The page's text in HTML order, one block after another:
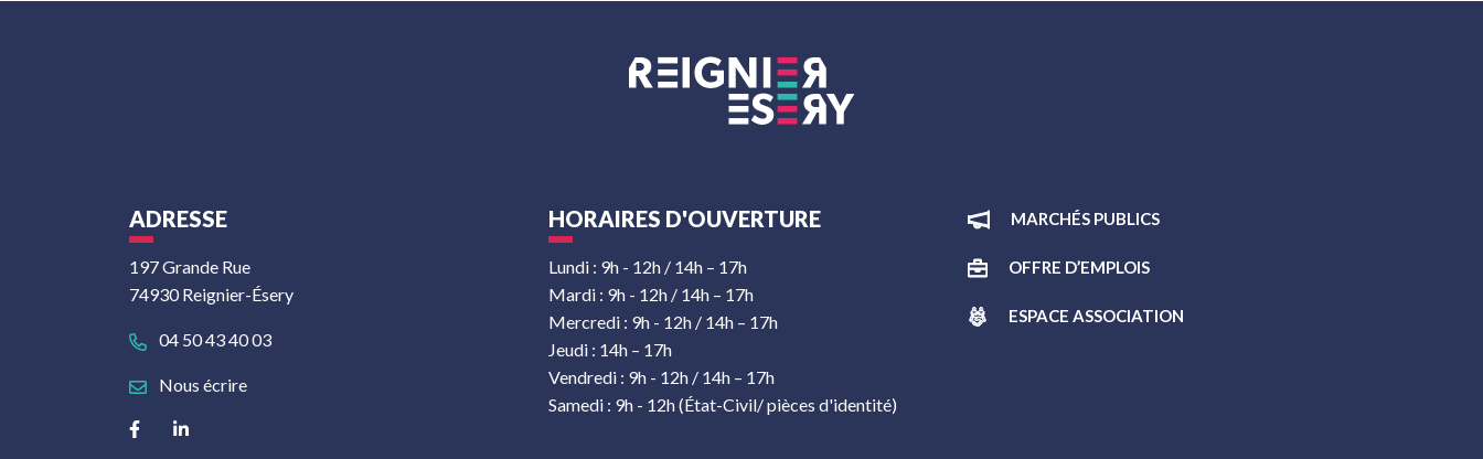
ADRESSE
197 Grande Rue
74930 Reignier-Ésery
04 50 43 40 03
Nous écrire
Lien vers le compte Facebook
Lien vers le compte Linkedin
HORAIRES D'OUVERTURE
Lundi : 9h - 12h / 14h – 17h
Mardi : 9h - 12h / 14h – 17h
Mercredi : 9h - 12h / 14h – 17h
Jeudi : 14h – 17h
Vendredi : 9h - 12h / 14h – 17h
Samedi : 9h - 12h (État-Civil/ pièces d'identité)
MARCHÉS PUBLICS
OFFRE D’EMPLOIS
ESPACE ASSOCIATION